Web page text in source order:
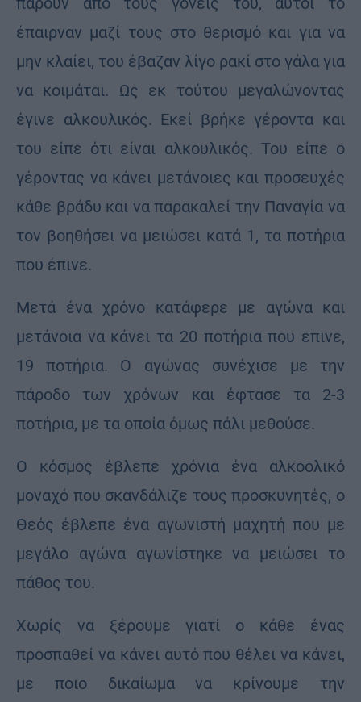
έπαιρναν μαζί τους στο θερισμό και για να
μην κλαίει, του έβαζαν λίγο ρακί στο γάλα για
να κοιμάται. Ως εκ τούτου μεγαλώνοντας
έγινε αλκουλικός. Εκεί βρήκε γέροντα και
του είπε ότι είναι αλκουλικός. Του είπε ο
γέροντας να κάνει μετάνοιες και προσευχές
κάθε βράδυ και να παρακαλεί την Παναγία να
τον βοηθήσει να μειώσει κατά 1, τα ποτήρια
που έπινε.
Μετά ένα χρόνο κατάφερε με αγώνα και
μετάνοια να κάνει τα 20 ποτήρια που επινε,
19 ποτήρια. Ο αγώνας συνέχισε με την
πάροδο των χρόνων και έφτασε τα 2-3
ποτήρια, με τα οποία όμως πάλι μεθούσε.
Ο κόσμος έβλεπε χρόνια ένα αλκοολικό
μοναχό που σκανδάλιζε τους προσκυνητές, ο
Θεός έβλεπε ένα αγωνιστή μαχητή που με
μεγάλο αγώνα αγωνίστηκε να μειώσει το
πάθος του.
Χωρίς να ξέρουμε γιατί ο κάθε ένας
προσπαθεί να κάνει αυτό που θέλει να κάνει,
με ποιο δικαίωμα να κρίνουμε την